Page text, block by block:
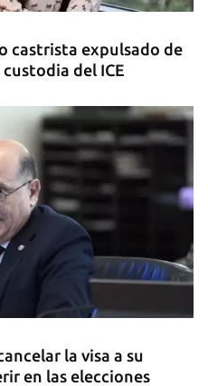
castrista expulsado de
custodia del ICE
la visa a su
en las elecciones